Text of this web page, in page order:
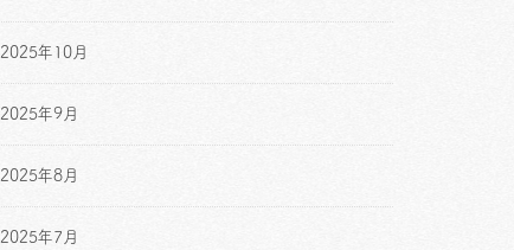
2025年10月
2025年9月
2025年8月
2025年7月